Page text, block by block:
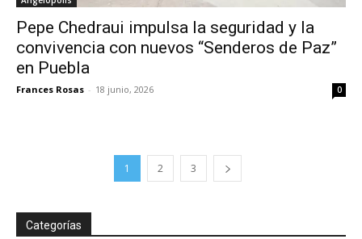
Pepe Chedraui impulsa la seguridad y la
convivencia con nuevos “Senderos de Paz”
en Puebla
Frances Rosas - 18 junio, 2026 0
1 2 3
Categorías